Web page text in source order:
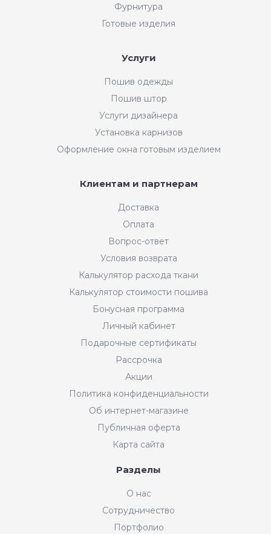
Фурнитура
Готовые изделия
Услуги
Пошив одежды
Пошив штор
Услуги дизайнера
Установка карнизов
Оформление окна готовым изделием
Клиентам и партнерам
Доставка
Оплата
Вопрос-ответ
Условия возврата
Калькулятор расхода ткани
Калькулятор стоимости пошива
Бонусная программа
Личный кабинет
Подарочные сертификаты
Рассрочка
Акции
Политика конфиденциальности
Об интернет-магазине
Публичная оферта
Карта сайта
Разделы
О нас
Сотрудничество
Портфолио